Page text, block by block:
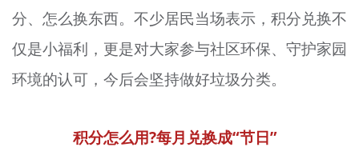
分、怎么换东西。不少居民当场表示，积分兑换不
仅是小福利，更是对大家参与社区环保、守护家园
环境的认可，今后会坚持做好垃圾分类。
积分怎么用?每月兑换成“节日”